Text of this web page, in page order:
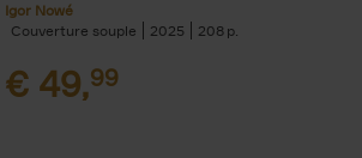
Igor Nowé
Couverture souple
2025 208
€ 49,99